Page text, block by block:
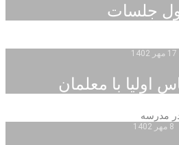
جلسات
17 مهر 1402
اولیا با معلمان
8 مهر 1402